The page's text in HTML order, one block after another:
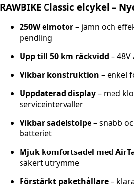
RAWBIKE Classic elcykel –
250W elmotor– jämn och
pendling
Upp till 50 km räckvidd –
Vikbar konstruktion – enkel
Uppdaterad display– med
serviceintervaller
Vikbar sadelstolpe– snabb
batteriet
Mjuk komfortsadel med
säkert utrymme
Förstärkt pakethållare–